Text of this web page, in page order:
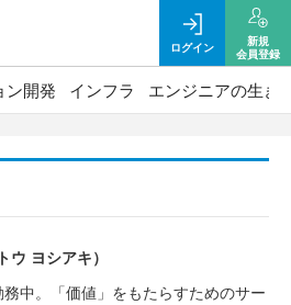
ログイン
新規
会員登録
ン開発 インフラ エンジニアの生き
ウ ヨシアキ）
中。「価値」をもたらすためのサー